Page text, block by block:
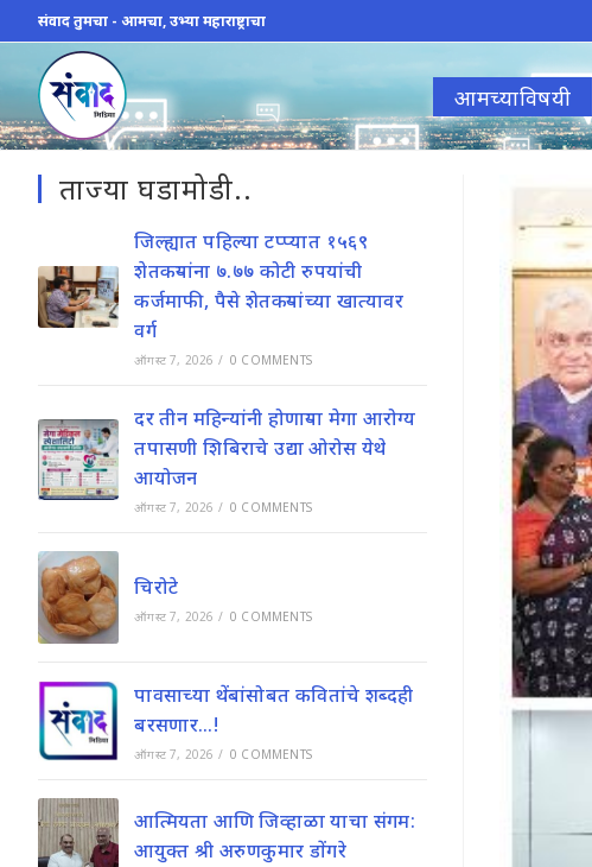
to
content
संवाद तुमचा - आमचा, उभ्या महाराष्ट्राचा
आमच्याविषयी
ताज्या घडामोडी..
जिल्ह्यात पहिल्या टप्प्यात १५६९
शेतकऱ्यांना ७.७७ कोटी रुपयांची
कर्जमाफी, पैसे शेतकऱ्यांच्या खात्यावर
वर्ग
ऑगस्ट 7, 2026 / 0 COMMENTS
दर तीन महिन्यांनी होणाऱ्या मेगा आरोग्य
तपासणी शिबिराचे उद्या ओरोस येथे
आयोजन
ऑगस्ट 7, 2026 / 0 COMMENTS
चिरोटे
ऑगस्ट 7, 2026 / 0 COMMENTS
पावसाच्या थेंबांसोबत कवितांचे शब्दही
बरसणार…!
ऑगस्ट 7, 2026 / 0 COMMENTS
आत्मियता आणि जिव्हाळा याचा संगम:
आयुक्त श्री अरुणकुमार डोंगरे